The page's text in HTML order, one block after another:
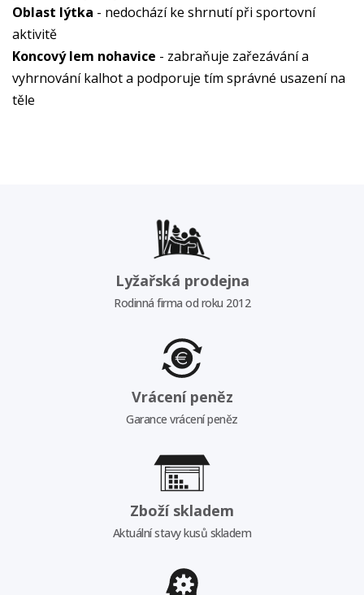
Oblast lýtka - nedochází ke shrnutí při sportovní
aktivitě
Koncový lem nohavice - zabraňuje zařezávání a
vyhrnování kalhot a podporuje tím správné usazení na
těle
Lyžařská prodejna
Rodinná firma od roku 2012
Vrácení peněz
Garance vrácení peněz
Zboží skladem
Aktuální stavy kusů skladem